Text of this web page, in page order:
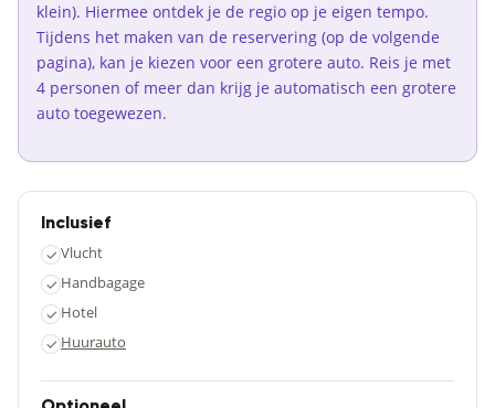
klein). Hiermee ontdek je de regio op je eigen tempo.
Tijdens het maken van de reservering (op de volgende
pagina), kan je kiezen voor een grotere auto. Reis je met
4 personen of meer dan krijg je automatisch een grotere
auto toegewezen.
Inclusief
✓Vlucht
✓ Handbagage
✓ Hotel
✓ Huurauto